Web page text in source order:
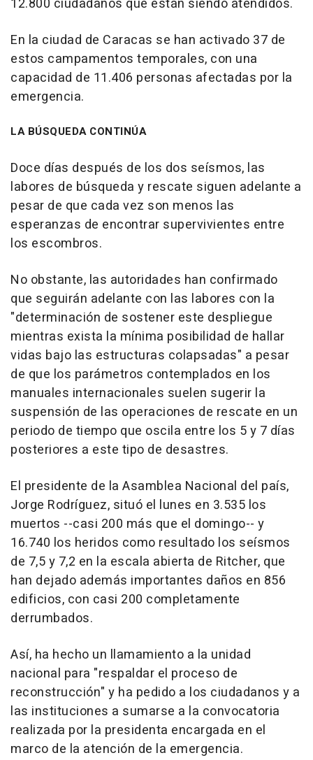
12.800 ciudadanos que están siendo atendidos.
En la ciudad de Caracas se han activado 37 de
estos campamentos temporales, con una
capacidad de 11.406 personas afectadas por la
emergencia.
LA BÚSQUEDA CONTINÚA
Doce días después de los dos seísmos, las
labores de búsqueda y rescate siguen adelante a
pesar de que cada vez son menos las
esperanzas de encontrar supervivientes entre
los escombros.
No obstante, las autoridades han confirmado
que seguirán adelante con las labores con la
"determinación de sostener este despliegue
mientras exista la mínima posibilidad de hallar
vidas bajo las estructuras colapsadas" a pesar
de que los parámetros contemplados en los
manuales internacionales suelen sugerir la
suspensión de las operaciones de rescate en un
periodo de tiempo que oscila entre los 5 y 7 días
posteriores a este tipo de desastres.
El presidente de la Asamblea Nacional del país,
Jorge Rodríguez, situó el lunes en 3.535 los
muertos --casi 200 más que el domingo-- y
16.740 los heridos como resultado los seísmos
de 7,5 y 7,2 en la escala abierta de Ritcher, que
han dejado además importantes daños en 856
edificios, con casi 200 completamente
derrumbados.
Así, ha hecho un llamamiento a la unidad
nacional para "respaldar el proceso de
reconstrucción" y ha pedido a los ciudadanos y a
las instituciones a sumarse a la convocatoria
realizada por la presidenta encargada en el
marco de la atención de la emergencia.